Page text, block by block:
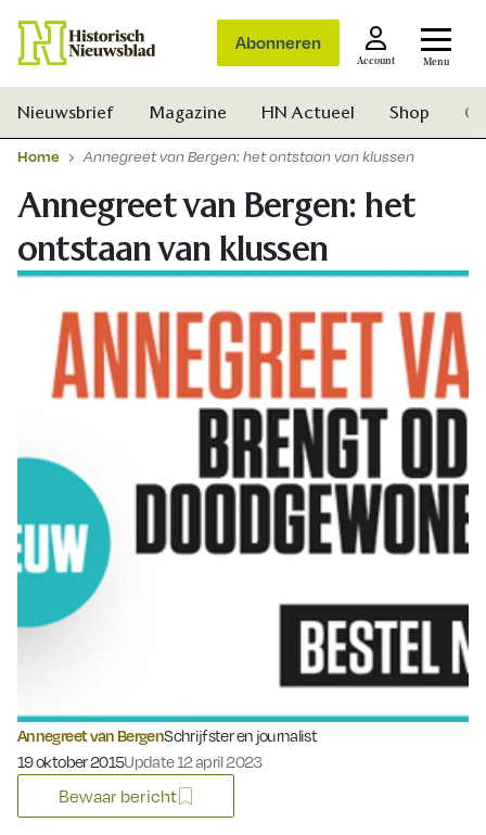
Abonneren
Account Menu
Zoek
Nieuwsbrief Magazine HN Actueel Shop
Home Annegreet van Bergen: het ontstaan van klussen
Annegreet van Bergen: het
ontstaan van klussen
Annegreet van BergenSchrijfster en journalist
Gepubliceerd op:
19 oktober 2015Update 12 april 2023
Bewaar bericht